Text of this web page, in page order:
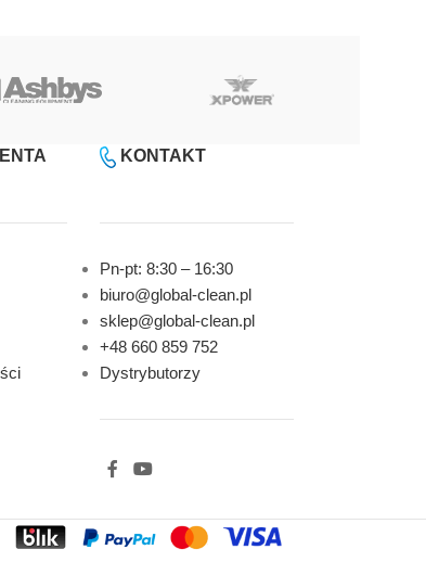
KONTAKT
Pn-pt: 8:30 – 16:30
biuro@global-clean.pl
sklep@global-clean.pl
+48 660 859 752
Dystrybutorzy